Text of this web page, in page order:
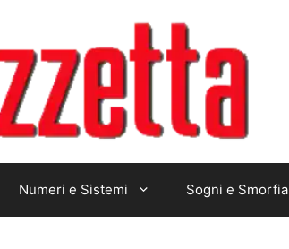
Numeri e Sistemi Sogni e Smorfia